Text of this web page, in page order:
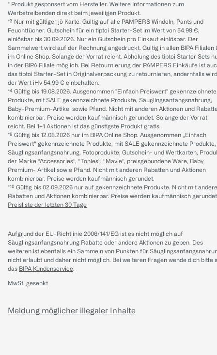
* Produkt gesponsert vom Hersteller. Weitere Informationen zum
Werbetreibenden direkt beim jeweiligen Produkt.
*³ Nur mit gültiger jö Karte. Gültig auf alle PAMPERS Windeln, Pants und
Feuchttücher. Gutschein für ein tiptoi Starter-Set im Wert von 54.99 €,
einlösbar bis 30.09.2026. Nur ein Gutschein pro Einkauf einlösbar. Der
Sammelwert wird auf der Rechnung angedruckt. Gültig in allen BIPA Filialen
im Online Shop. Solange der Vorrat reicht. Abholung des tiptoi Starter Sets
in der BIPA Filiale möglich. Bei Retournierung der PAMPERS Einkäufe ist
das tiptoi Starter-Set in Originalverpackung zu retournieren, andernfalls wird
der Wert iHv 54.99 € einbehalten.
*⁴ Gültig bis 19.08.2026. Ausgenommen "Einfach Preiswert" gekennzeichnete
Produkte, mit SALE gekennzeichnete Produkte, Säuglingsanfangsnahrung,
Baby-Premium-Artikel sowie Pfand. Nicht mit anderen Aktionen und
kombinierbar. Preise werden kaufmännisch gerundet. Solange der Vorrat
reicht. Bei 1+1 Aktionen ist das günstigste Produkt gratis.
*⁸ Gültig bis 12.08.2026 nur im BIPA Online Shop. Ausgenommen „Einfach
Preiswert“ gekennzeichnete Produkte, mit SALE gekennzeichnete Produkte,
Säuglingsanfangsnahrung, Fotoprodukte, Gutschein- und Wertkarten,
der Marke “Accessories“, “Tonies“, “Mavie“, preisgebundene Ware, Baby
Premium- Artikel sowie Pfand. Nicht mit anderen Rabatten und Aktionen
kombinierbar. Preise werden kaufmännisch gerundet.
*¹⁰ Gültig bis 02.09.2026 nur auf gekennzeichnete Produkte. Nicht mit
Rabatten und Aktionen kombinierbar. Preise werden kaufmännisch
Preisliste der letzten 30 Tage
Aufgrund der EU-Richtlinie 2006/141/EG ist es nicht möglich auf
Säuglingsanfangsnahrung Rabatte oder andere Aktionen zu geben. Des
weiteren ist ebenfalls ein Sammeln von Punkten für
nicht erlaubt und daher nicht möglich. Bei weiteren Fragen wende dich bitte
das BIPA Kundenservice.
MwSt. gesenkt
Meldung möglicher illegaler Inhalte